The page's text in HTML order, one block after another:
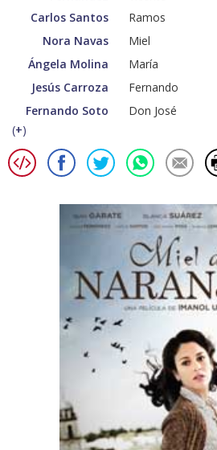
Carlos Santos
Ramos
Nora Navas
Miel
Ángela Molina
María
Jesús Carroza
Fernando
Fernando Soto
Don José
(+)